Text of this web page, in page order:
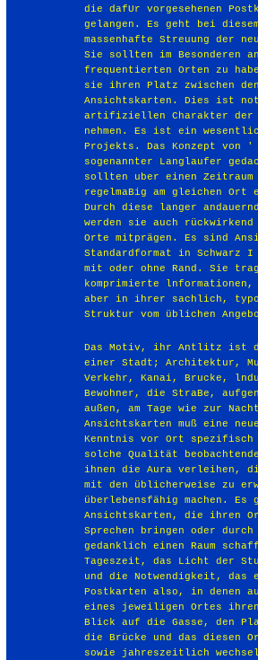
die dafUr vorgesehenen
gelangen. Es geht bei
massenhafte Streuung der
Sie sollten im Besonderen an
frequentierten Orten zu
sie ihren Platz zwischen
Ansichtskarten. Dies ist
artifiziellen Charakter der
nehmen. Es ist ein
Projekts. Das Konzept
sogenannter Langlaufer
sollten uber einen Zeitraum
regelmaBig am gleichen
Durch diese langer
werden sie auch
Orte mitprägen. Es sind
Standardformat in Schwarz I
mit oder ohne Rand. Sie
komprimierte
aber in ihrer sachlich,
Struktur vom üblichen
Das Motiv, ihr Antlitz ist
einer Stadt; Architektur,
Verkehr, Kanai, Brucke,
Bewohner, die StraBe,
außen, am Tage wie zur
Ansichtskarten muß eine neue
Kenntnis vor Ort
solche Qualität
ihnen die Aura verleihen,
mit den üblicherweise zu
überlebensfähig machen. Es
Ansichtskarten, die ihren
Sprechen bringen oder
gedanklich einen Raum
Tageszeit, das Licht der
und die Notwendigkeit, das
Postkarten also, in denen
eines jeweiligen Ortes ihren
Blick auf die Gasse, den
die Brücke und das diesen
sowie jahreszeitlich